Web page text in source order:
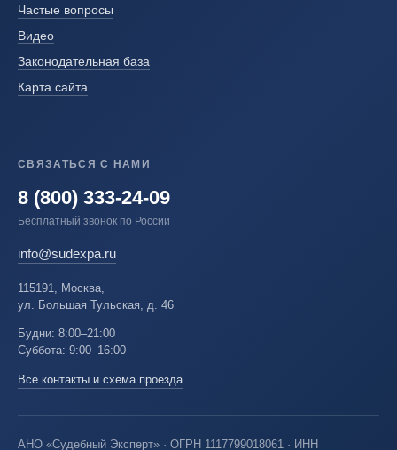
Частые вопросы
Видео
Законодательная база
Карта сайта
СВЯЗАТЬСЯ С НАМИ
8 (800) 333-24-09
Бесплатный звонок по России
info@sudexpa.ru
115191, Москва,
ул. Большая Тульская, д. 46
Будни: 8:00–21:00
Суббота: 9:00–16:00
Все контакты и схема проезда
АНО «Судебный Эксперт» · ОГРН 1117799018061 · ИНН